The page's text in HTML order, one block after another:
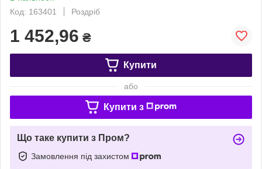
Код: 163401
Роздріб
1 452,96 ₴
Купити
або
Купити з
Що таке купити з Пром?
Замовлення під захистом